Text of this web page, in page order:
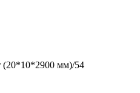
(20*10*2900 мм)/54